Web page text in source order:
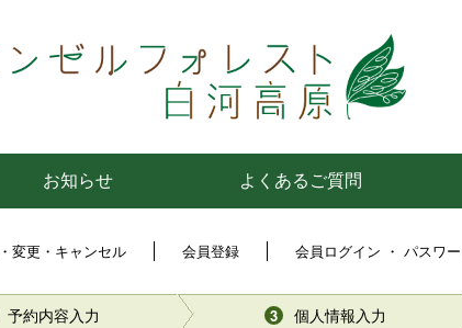
お知らせ よくあるご質問
変更・キャンセル 会員登録 会員ログイン ・ パスワ
予約内容入力 3 個人情報入力